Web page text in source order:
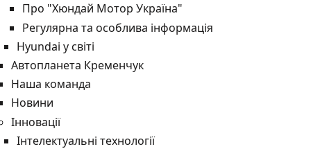
Про "Хюндай Мотор Україна"
Регулярна та особлива інформація
Hyundai у світі
Автопланета Кременчук
Наша команда
Новини
Інновації
Інтелектуальні технології